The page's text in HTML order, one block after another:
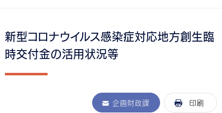
新型コロナウイルス感染症対応地方創生臨
時交付金の活用状況等
企画財政課 印刷